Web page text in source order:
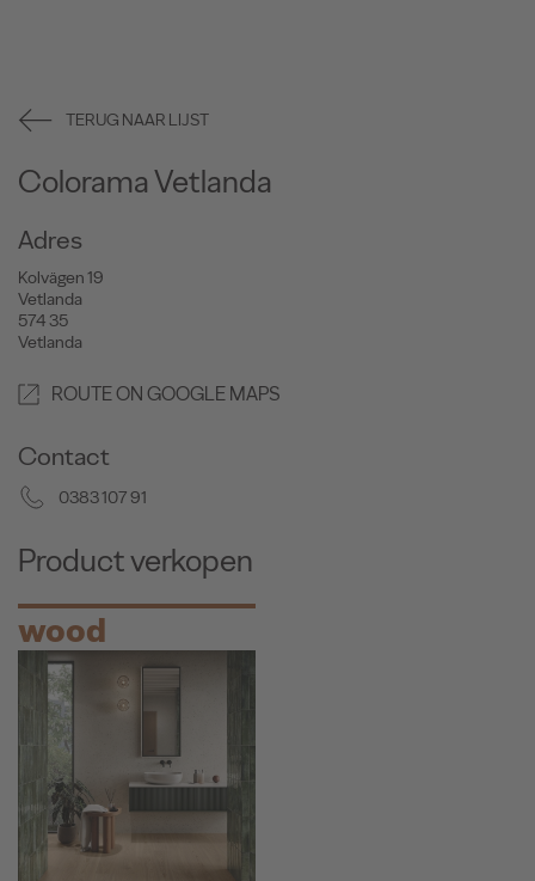
TERUG NAAR LIJST
Colorama Vetlanda
Adres
Kolvägen 19
Vetlanda
574 35
Vetlanda
ROUTE ON GOOGLE MAPS
Contact
0383 107 91
Product verkopen
wood